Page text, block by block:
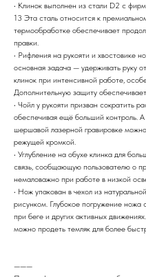
• Клинок выполнен из стали D2 с
13 Эта сталь относится к
термообработке обеспечивает
правки.
• Рифления на рукояти и хвостовике
основная задача — удерживать руку
клинок при интенсивной работе,
Дополнительную защиту
• Чойл у рукояти призван сократить
обеспечивая ещё больший контроль.
шершавой лазерной гравировке
режущей кромкой.
• Углубление на обухе клинка для
связь, сообщающую пользователю о
немаловажно при работе в низкой
• Нож упакован в чехол из
рисунком. Глубокое погружение
при беге и других активных
можно продеть темляк для более
———